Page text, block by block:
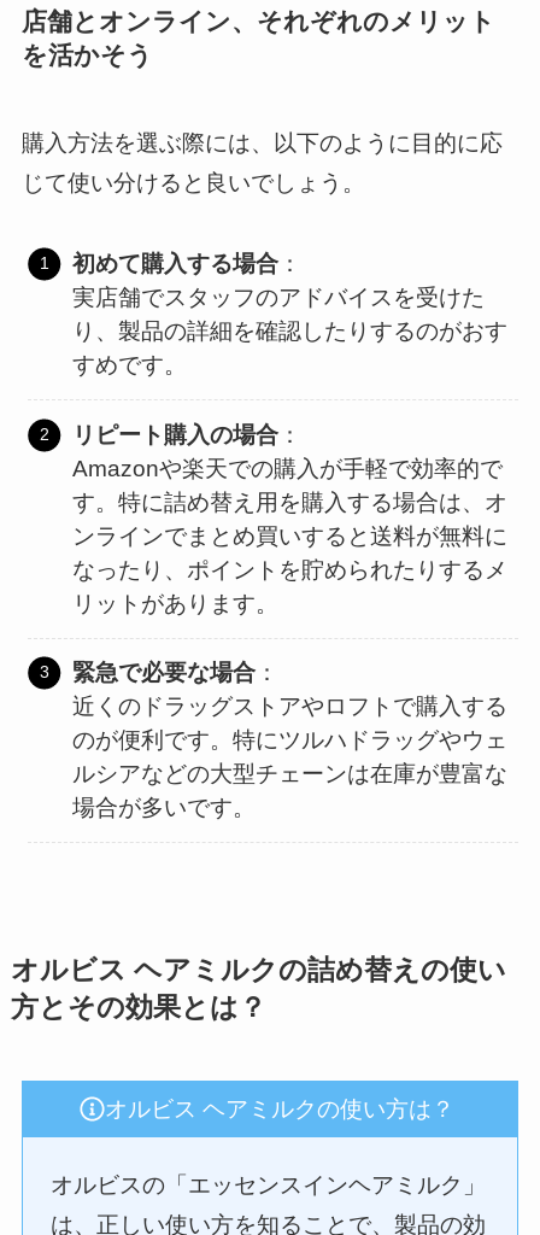
店舗とオンライン、それぞれのメリット
を活かそう
購入方法を選ぶ際には、以下のように目的に応
じて使い分けると良いでしょう。
初めて購入する場合 ：
実店舗でスタッフのアドバイスを受けた
り、製品の詳細を確認したりするのがおす
すめです。
リピート購入の場合 ：
Amazonや楽天での購入が手軽で効率的で
す。特に詰め替え用を購入する場合は、オ
ンラインでまとめ買いすると送料が無料に
なったり、ポイントを貯められたりするメ
リットがあります。
緊急で必要な場合 ：
近くのドラッグストアやロフトで購入する
のが便利です。特にツルハドラッグやウェ
ルシアなどの大型チェーンは在庫が豊富な
場合が多いです。
オルビス ヘアミルクの詰め替えの使い
方とその効果とは？
オルビス ヘアミルクの使い方は？
オルビスの「エッセンスインヘアミルク」
は、正しい使い方を知ることで、製品の効